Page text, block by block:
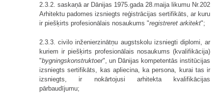
2.3.2. saskaņā ar Dānijas 1975.gada 28.maija likumu Nr.202
Arhitektu padomes izsniegts reģistrācijas sertifikāts, ar kuru
ir piešķirts profesionālais nosaukums "registreret arkitekt";
2.3.3. civilo inženierzinātņu augstskolu izsniegti diplomi, ar
kuriem ir piešķirts profesionālais nosaukums (kvalifikācija)
"bygningskonstruktoer", un Dānijas kompetentās institūcijas
izsniegts sertifikāts, kas apliecina, ka persona, kurai tas ir
izsniegts, ir nokārtojusi arhitekta kvalifikācijas
pārbaudījumu;